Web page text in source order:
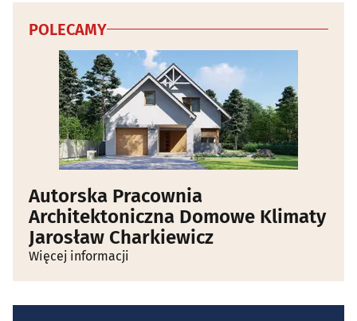
POLECAMY
Autorska Pracownia
Architektoniczna Domowe Klimaty
Jarosław Charkiewicz
Więcej informacji